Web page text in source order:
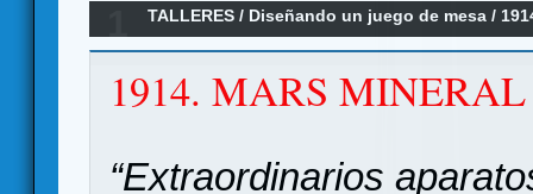
TALLERES / Diseñando un juego de mesa /
Marte Rojo).
1914. MARS
“Extraordinarios